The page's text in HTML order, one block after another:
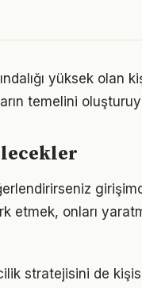
yüksek olan
temelini
etmek, onları
stratejisini de